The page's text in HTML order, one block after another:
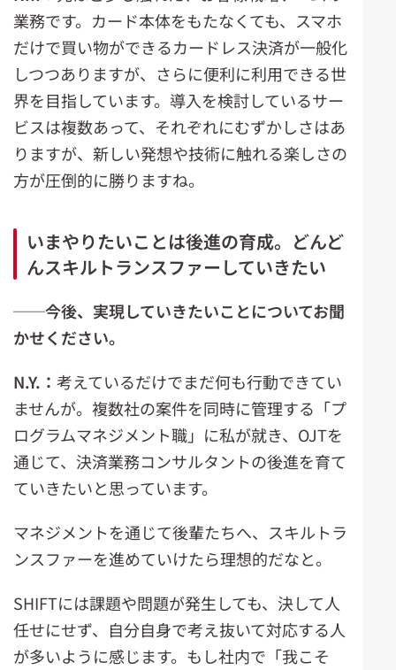
業務です。カード本体をもたなくても、スマホ
だけで買い物ができるカードレス決済が一般化
しつつありますが、さらに便利に利用できる世
界を目指しています。導入を検討しているサー
ビスは複数あって、それぞれにむずかしさはあ
りますが、新しい発想や技術に触れる楽しさの
方が圧倒的に勝りますね。
いまやりたいことは後進の育成。どんど
んスキルトランスファーしていきたい
──今後、実現していきたいことについてお聞
かせください。
N.Y. ： 考えているだけでまだ何も行動できてい
ませんが。複数社の案件を同時に管理する「プ
ログラムマネジメント職」に私が就き、OJTを
通じて、決済業務コンサルタントの後進を育て
ていきたいと思っています。
マネジメントを通じて後輩たちへ、スキルトラ
ンスファーを進めていけたら理想的だなと。
SHIFTには課題や問題が発生しても、決して人
任せにせず、自分自身で考え抜いて対応する人
が多いように感じます。もし社内で「我こそ